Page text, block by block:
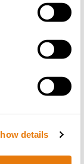
details